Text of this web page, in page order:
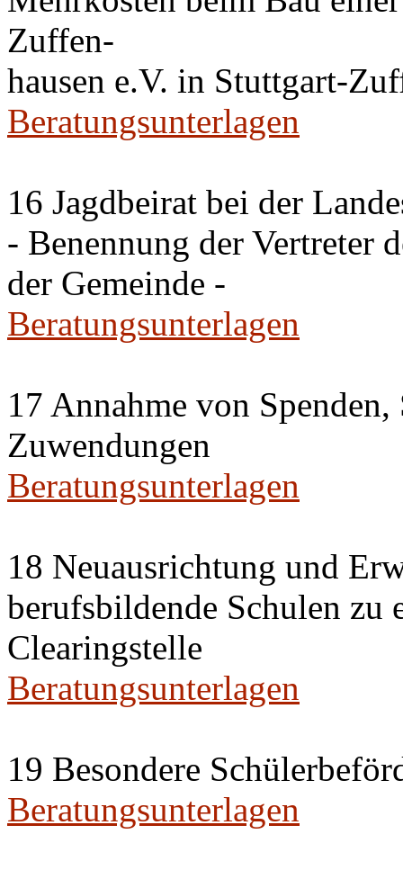
Zuffen-
hausen e.V. in Stuttgart-
Beratungsunterlagen
16 Jagdbeirat bei der
- Benennung der Vertreter
der Gemeinde -
Beratungsunterlagen
17 Annahme von
Zuwendungen
Beratungsunterlagen
18 Neuausrichtung und
berufsbildende Schulen zu
Clearingstelle
Beratungsunterlagen
19 Besondere
Beratungsunterlagen